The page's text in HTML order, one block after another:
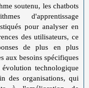
soutenu, les chatbots
d'apprentissage
pour analyser en
des utilisateurs, ce
de plus en plus
aux besoins spécifiques
technologique
des organisations, qui